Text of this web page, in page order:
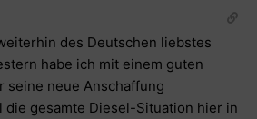
des Deutschen liebstes
habe ich mit einem guten
seine neue Anschaffung
die gesamte Diesel-Situation hier in